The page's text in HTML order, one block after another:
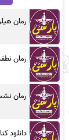
رمان
رمان
رمان
دانلود